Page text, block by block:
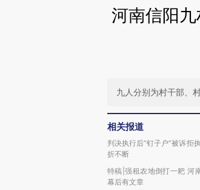
河南信阳
九人分别为村干部、
相关报道
判决执行后“钉子户”被诉拒
折不断
特稿|强租农地倒打一耙 河
幕后有文章